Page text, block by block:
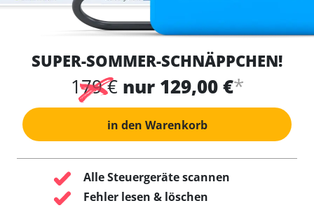
SUPER-SOMMER-SCHNÄPPCHEN!
179 € nur 129,00 €*
in den Warenkorb
Alle Steuergeräte scannen
Fehler lesen & löschen